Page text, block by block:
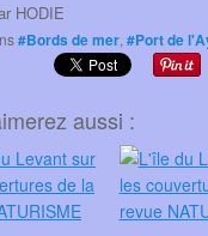
HODIE
#Bords de mer, #Port de
aussi :